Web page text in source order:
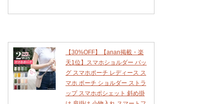
【30%OFF】【anan掲載・楽
天1位】スマホショルダー バッ
グ スマホポーチ レディース ス
マホ ポーチ ショルダー ストラ
ップ スマホポシェット 斜め掛